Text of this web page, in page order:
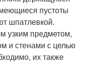
пустоты
шпатлевкой.
узким предметом,
и стенами с целью
их также